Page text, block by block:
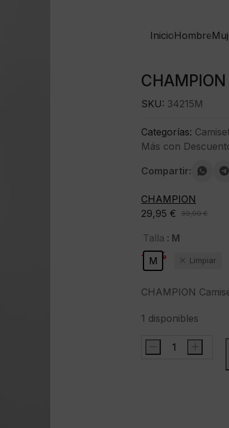
InicioHombre
39,90€
El
precio
original
era:
29,95 €
El
precio
actual
es:
-25%
Talla : M
M
Limpiar
CHAMPION
1 disponibles
CHAMPION
- +
SKU: 34215M
Categorías:
Más con
Compartir:
CHAMPION